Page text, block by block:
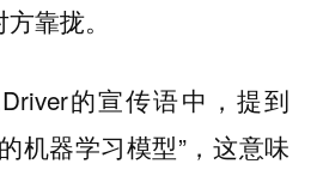
靠拢。
的宣传语中，提到
机器学习模型”，这意味